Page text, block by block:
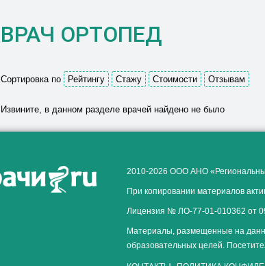
ВРАЧ ОРТОПЕД
Сортировка по Рейтингу Стажу Стоимости Отзывам
Извините, в данном разделе врачей найдено не было
2010-2026 ООО АНО
При копировании материалов
Лицензия № ЛО-77-01-010362 от
Материалы, размещенные на
образовательных целей.